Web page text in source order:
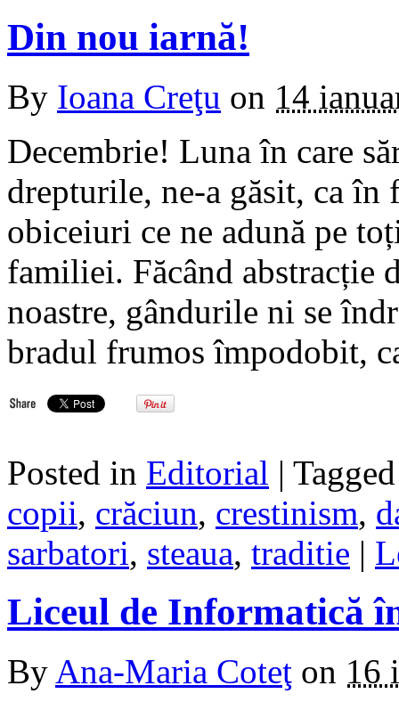
Din nou iarnă!
By Ioana Creţu on 14
Decembrie! Luna în care
drepturile, ne-a găsit, ca în
obiceiuri ce ne adună pe
familiei. Făcând abstracție
noastre, gândurile ni se
bradul frumos împodobit,
Posted in Editorial |
copii, crăciun, crestinism,
sarbatori, steaua, traditie |
Liceul de Informatică
By Ana-Maria Coteţ on 16